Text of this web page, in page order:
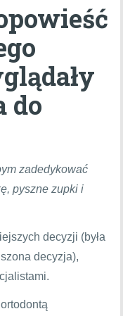
do
zadedykować
pyszne zupki i
decyzji (była
decyzja),